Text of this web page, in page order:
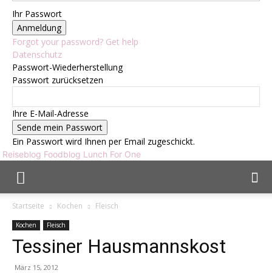
Ihr Passwort
Forgot your password? Get help
Datenschutz
Passwort-Wiederherstellung
Passwort zurücksetzen
Ihre E-Mail-Adresse
Ein Passwort wird Ihnen per Email zugeschickt.
Reiseblog Foodblog Lunch For One
Startseite Kochen Fleisch
Kochen Fleisch
Tessiner Hausmannskost
März 15, 2012